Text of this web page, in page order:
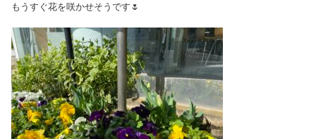
もうすぐ花を咲かせそうです🌷